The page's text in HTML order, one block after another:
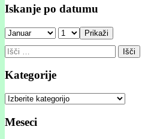
Iskanje po datumu
Prikaži
Išči:
Kategorije
Kategorije
Meseci